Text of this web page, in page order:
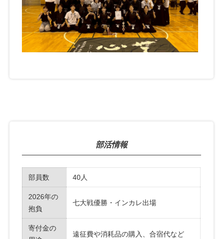
部活情報
部員数 40人
2026年の
抱負
七大戦優勝・インカレ出場
寄付金の
遠征費や消耗品の購入、合宿代など